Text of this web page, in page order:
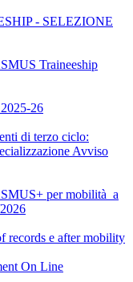
- SELEZIONE
Traineeship
26
di terzo ciclo:
Avviso
per mobilità a
records e after mobility
On Line